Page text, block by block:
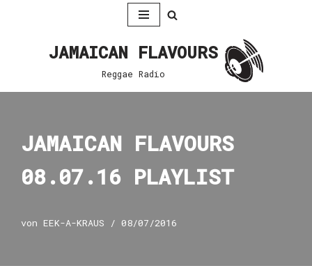
JAMAICAN FLAVOURS
Reggae Radio
JAMAICAN FLAVOURS
08.07.16 PLAYLIST
von EEK-A-KRAUS 08/07/2016